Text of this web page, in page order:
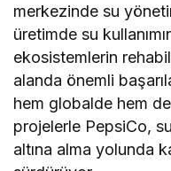
merkezinde su
üretimde su
ekosistemlerin
alanda önemli
hem globalde hem
projelerle PepsiCo,
altına alma yolunda